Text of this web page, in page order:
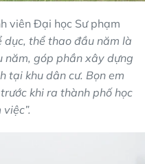
viên Đại học Sư phạm
dục, thể thao đầu năm là
góp phần xây dựng
tại khu dân cư. Bọn em
khi ra thành phố học